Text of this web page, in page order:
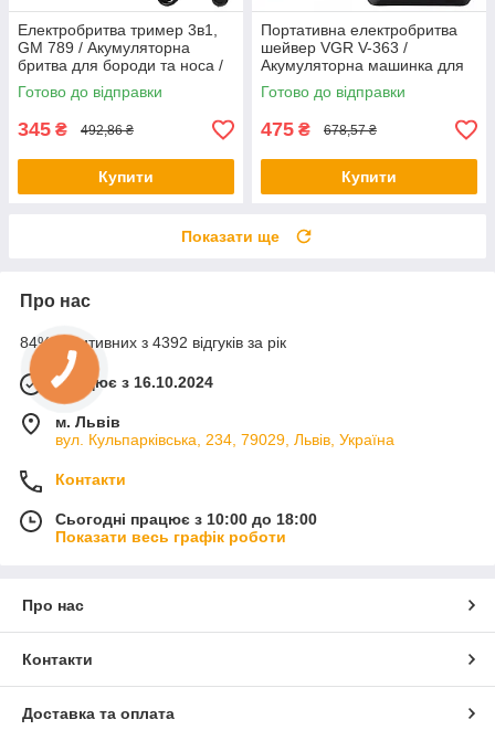
Електробритва тример 3в1,
GM 789 / Акумуляторна
бритва для бороди та носа /
Бездротовий триммер для
гоління
Готово до відправки
345 ₴ 492,86 ₴
Купити
Портативна електробритва
шейвер VGR V-363 /
Акумуляторна машинка для
гоління / Чоловіча бритва
електрична
Готово до відправки
475 ₴ 678,57 ₴
Купити
Показати ще
Про нас
84% позитивних з 4392 відгуків за рік
Працює з 16.10.2024
м. Львів
вул. Кульпарківська, 234, 79029, Львів, Україна
Контакти
Сьогодні працює з 10:00 до 18:00
Показати весь графік роботи
Про нас
Контакти
Доставка та оплата